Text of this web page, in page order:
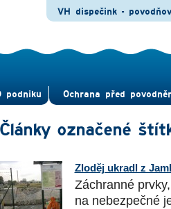
pod­niku Ochrana před
VH dispečink -
Články označené
Zloděj ukradl z
Záchranné
na nebezpečné